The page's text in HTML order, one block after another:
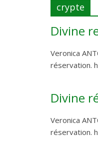
crypte
Divine
Veronica
réservation.
Divine
Veronica
réservation.